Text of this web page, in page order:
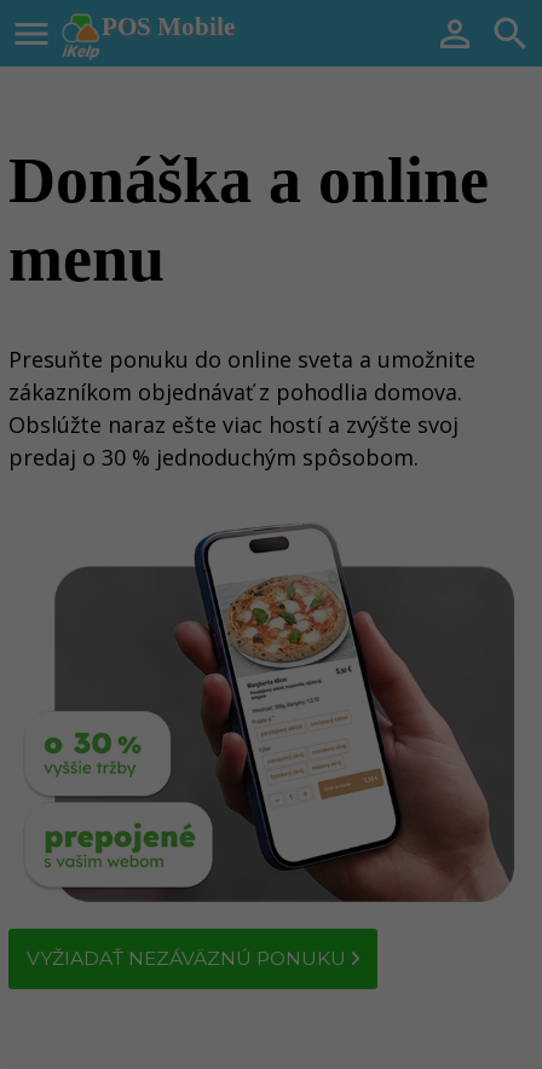
POS Mobile
  
Donáška a online
menu
Presuňte ponuku do online sveta a umožnite
zákazníkom objednávať z pohodlia domova.
Obslúžte naraz ešte viac hostí a zvýšte svoj
predaj o 30 % jednoduchým spôsobom.
VYŽIADAŤ NEZÁVÄZNÚ PONUKU